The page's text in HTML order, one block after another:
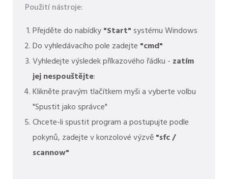
Použití nástroje:
Přejděte do nabídky"Start"systému Windows
Do vyhledávacího pole zadejte "cmd"
Vyhledejte výsledek příkazového řádku - zatím
jej nespouštějte:
Klikněte pravým tlačítkem myši a vyberte volbu
"Spustit jako správce"
Chcete-li spustit program a postupujte podle
pokynů, zadejte v konzolové výzvě"sfc /
scannow"